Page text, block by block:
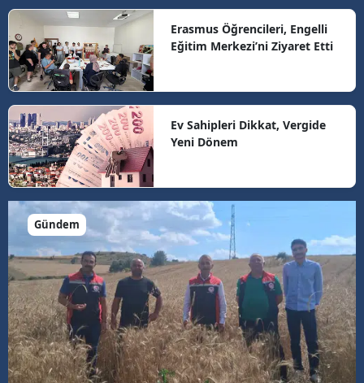
Erasmus Öğrencileri, Engelli
Eğitim Merkezi’ni Ziyaret Etti
Ev Sahipleri Dikkat, Vergide
Yeni Dönem
Gündem